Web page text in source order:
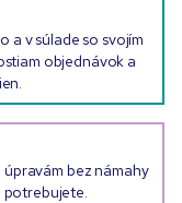
a v súlade so svojím
objednávok a
bez námahy